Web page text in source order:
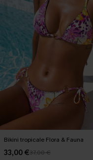
Bikini tropicale Flora & Fauna
33,00 €37,00 €